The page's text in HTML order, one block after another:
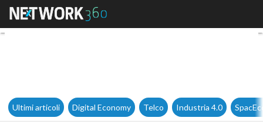
Ultrabroadband e
Ultimi articoli Digital Economy Telco Industria 4.0